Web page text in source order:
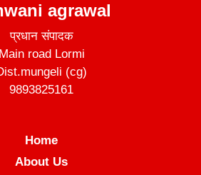
agrawal
प्रधान संपादक
Main road Lormi
(cg)
9893825161
Home
About Us